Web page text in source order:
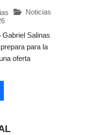
Noticias
Salinas
para la
oferta